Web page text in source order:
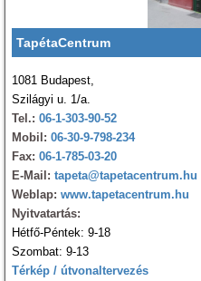
TapétaCentrum
1081 Budapest,
Szilágyi u. 1/a.
Tel.: 06-1-303-90-52
Mobil: 06-30-9-798-234
Fax: 06-1-785-03-20
E-Mail: tapeta@tapetacentrum.hu
Weblap: www.tapetacentrum.hu
Nyitvatartás:
Hétfő-Péntek: 9-18
Szombat: 9-13
Térkép / útvonaltervezés